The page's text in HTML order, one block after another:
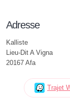
Adresse
Kalliste
Lieu-Dit A Vigna
20167 Afa
Trajet